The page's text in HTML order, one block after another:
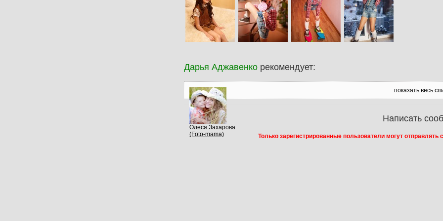
Дарья Аджавенко рекомендует:
Олеся Захарова
(Foto-mama)
показать весь
Написать
Только зарегистрированные пользователи могут отправлять